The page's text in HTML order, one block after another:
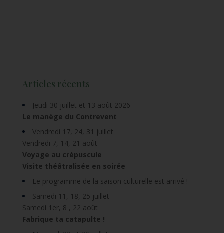
Articles récents
Jeudi 30 juillet et 13 août 2026
Le manège du Contrevent
Vendredi 17, 24, 31 juillet
Vendredi 7, 14, 21 août
Voyage au crépuscule
Visite théâtralisée en soirée
Le programme de la saison culturelle est arrivé !
Samedi 11, 18, 25 juillet
Samedi 1er, 8 , 22 août
Fabrique ta catapulte !